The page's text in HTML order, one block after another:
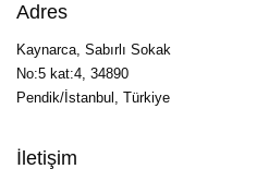
Adres
Kaynarca, Sabırlı Sokak
No:5 kat:4, 34890
Pendik/İstanbul, Türkiye
İletişim